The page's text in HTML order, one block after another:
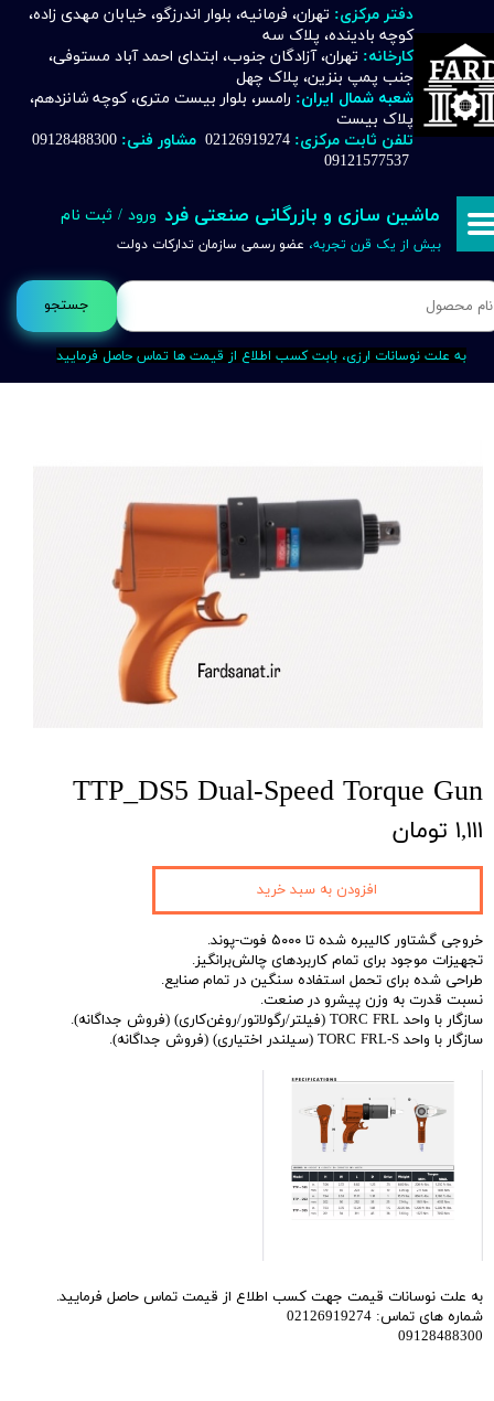
جستجو
دفتر مرکزی: تهران، فرمانیه، بلوار اندرزگو، خیابان مهدی زاده،
کوچه بادینده، پلاک سه
کارخانه: تهران، آزادگان جنوب، ابتدای احمد آباد مستوفی،
جنب پمپ بنزین، پلاک چهل
شعبه شمال ایران: رامسر، بلوار بیست متری، کوچه شانزدهم،
پلاک بیست
تلفن ثابت مرکزی: 02126919274 مشاور فنی:
09121577537
ماشین سازی و بازرگانی صنعتی فرد
بیش از یک قرن تجربه، عضو رسمی سازمان تدارکات دولت
ورود / ثبت نام
حساب کاربری من
تغییر گذر واژه
خروج از حساب کاربری
به علت نوسانات ارزی، بابت کسب اطلاع از قیمت ها تماس حاصل فرمایید
TTP_DS5 Dual-Speed Torque Gun
۱,۱۱۱ تومان
خروجی گشتاور کالیبره شده تا ۵۰۰۰ فوت-پوند.
تجهیزات موجود برای تمام کاربردهای چالش‌برانگیز.
طراحی شده برای تحمل استفاده سنگین در تمام صنایع.
نسبت قدرت به وزن پیشرو در صنعت.
سازگار با واحد TORC FRL (فیلتر/رگولاتور/روغن‌کاری) (فروش جداگانه).
سازگار با واحد TORC FRL-S (سیلندر اختیاری) (فروش جداگانه).
به علت نوسانات قیمت جهت کسب اطلاع از قیمت تماس حاصل فرمایید.
شماره های تماس: 02126919274
09128488300
افزودن به سبد خرید